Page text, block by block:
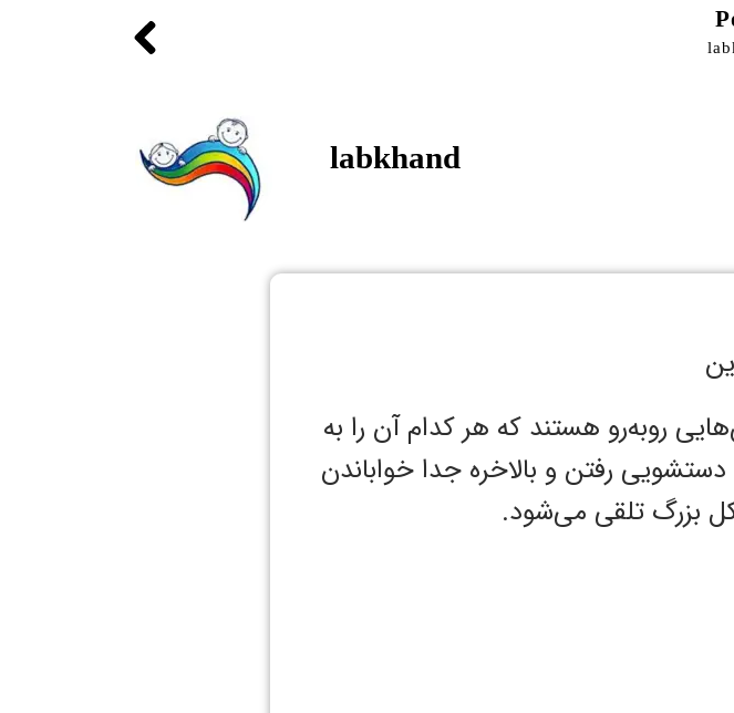
labkhand
رو‌به‌رو هستند که هر کدام آن را به
رفتن و بالاخره جدا خواباندن
بزرگ تلقی می‌شود.